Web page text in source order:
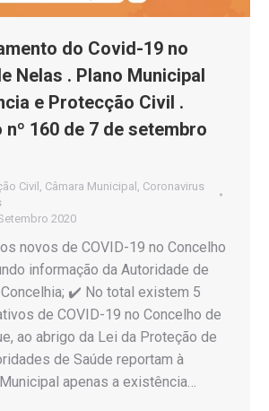
do Covid-19 no
Nelas . Plano Municipal
e Protecção Civil .
160 de 7 de setembro
Civil Câmara Municipal Coronavirus
2020
novos de COVID-19 no Concelho
informação da Autoridade de
✔️ No total existem 5
de COVID-19 no Concelho de
ao abrigo da Lei da Proteção de
de Saúde reportam à
apenas a existência…